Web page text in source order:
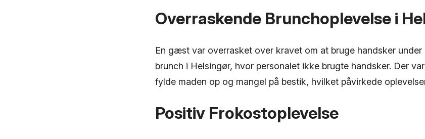
Overraskende Brunchoplevelse i
En gæst var overrasket over kravet om at bruge handsker
brunch i Helsingør, hvor personalet ikke brugte handsker. Der
fylde maden op og mangel på bestik, hvilket påvirkede
Positiv Frokostoplevelse